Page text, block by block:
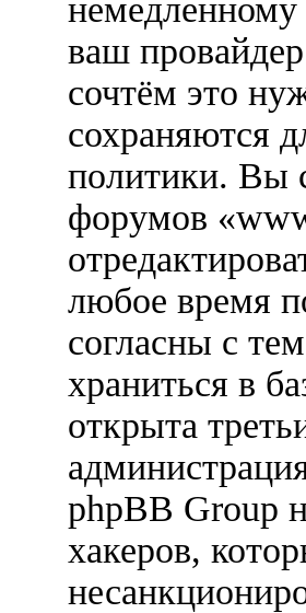
ваш
сочтём это
сохраняются
политики. Вы
форумов
любое время
согласны с
храниться в
открыта
phpBB Group
хакеров,